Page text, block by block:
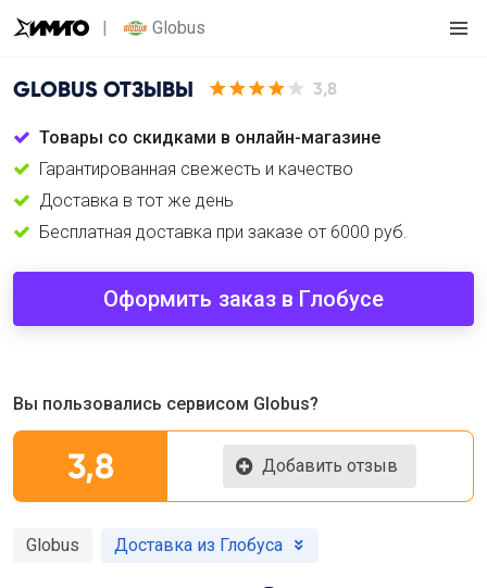
Globus
GLOBUS ОТЗЫВЫ 3,8
Товары со скидками в онлайн-магазине
Гарантированная свежесть и качество
Доставка в тот же день
Бесплатная доставка при заказе от 6000 руб.
Оформить заказ в Глобусе
Вы пользовались сервисом Globus?
3,8 Добавить отзыв
Globus Доставка из Глобуса